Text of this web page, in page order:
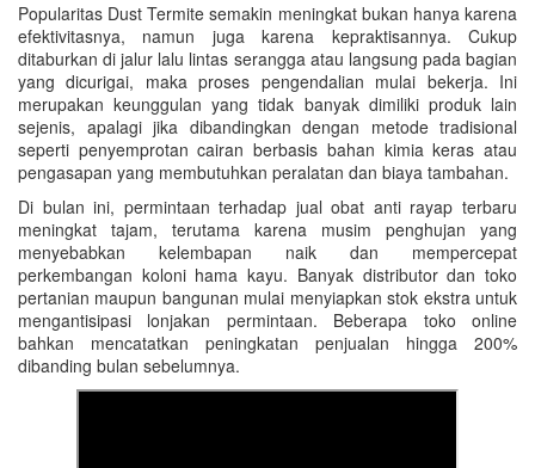
Popularitas Dust Termite semakin meningkat bukan hanya karena
efektivitasnya, namun juga karena kepraktisannya. Cukup
ditaburkan di jalur lalu lintas serangga atau langsung pada bagian
yang dicurigai, maka proses pengendalian mulai bekerja. Ini
merupakan keunggulan yang tidak banyak dimiliki produk lain
sejenis, apalagi jika dibandingkan dengan metode tradisional
seperti penyemprotan cairan berbasis bahan kimia keras atau
pengasapan yang membutuhkan peralatan dan biaya tambahan.
Di bulan ini, permintaan terhadap jual obat anti rayap terbaru
meningkat tajam, terutama karena musim penghujan yang
menyebabkan kelembapan naik dan mempercepat
perkembangan koloni hama kayu. Banyak distributor dan toko
pertanian maupun bangunan mulai menyiapkan stok ekstra untuk
mengantisipasi lonjakan permintaan. Beberapa toko online
bahkan mencatatkan peningkatan penjualan hingga 200%
dibanding bulan sebelumnya.